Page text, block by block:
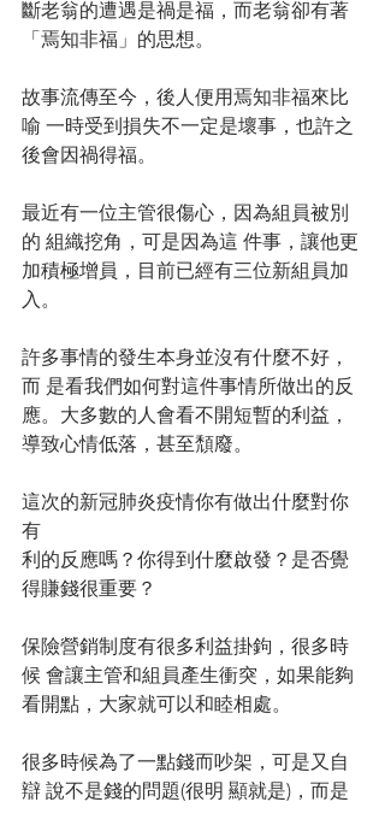
斷老翁的遭遇是禍是福，而老翁卻有著
「焉知非福」的思想。
故事流傳至今，後人便用焉知非福來比
喻 一時受到損失不一定是壞事，也許之
後會因禍得福。
最近有一位主管很傷心，因為組員被別
的 組織挖角，可是因為這 件事，讓他更
加積極增員，目前已經有三位新組員加
入。
許多事情的發生本身並沒有什麼不好，
而 是看我們如何對這件事情所做出的反
應。大多數的人會看不開短暫的利益，
導致心情低落，甚至頹廢。
這次的新冠肺炎疫情你有做出什麼對你
有
利的反應嗎？你得到什麼啟發？是否覺
得賺錢很重要？
保險營銷制度有很多利益掛鉤，很多時
候 會讓主管和組員產生衝突，如果能夠
看開點，大家就可以和睦相處。
很多時候為了一點錢而吵架，可是又自
辯 說不是錢的問題(很明 顯就是)，而是